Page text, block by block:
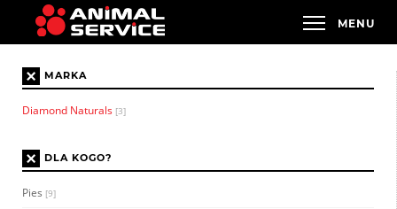
× MARKA
Diamond Naturals [3]
× DLA KOGO?
Pies [9]